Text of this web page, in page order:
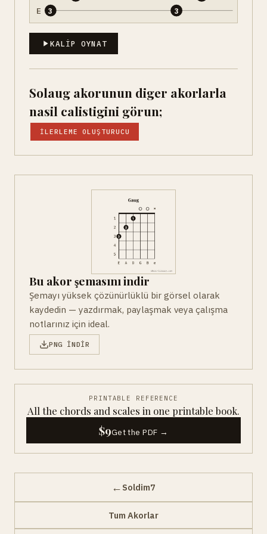
E 3 3
KALIP OYNAT
Solaug akorunun diger akorlarla
nasil calistigini görun;
İLERLEME OLUŞTURUCU
Bu akor şemasını indir
Şemayı yüksek çözünürlüklü bir görsel olarak
kaydedin — yazdırmak, paylaşmak veya çalışma
notlarınız için ideal.
PNG INDIR
PRINTABLE REFERENCE
All the chords and scales in one printable book.
$9Get the PDF →
← Soldim7
Tum Akorlar